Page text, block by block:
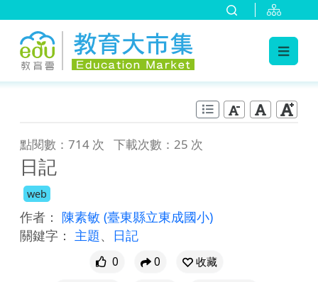
點閱數：714 次 下載次數：25 次
日記
web
作者： 陳素敏 (臺東縣立東成國小)
關鍵字： 主題、 日記
0 0
收藏